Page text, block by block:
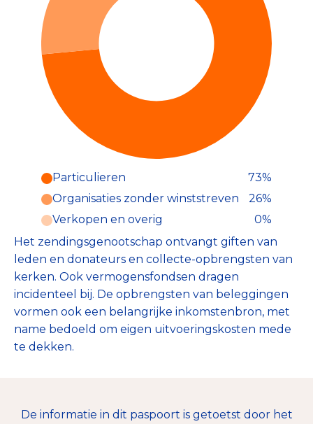
Particulieren (73%)
Deze inkomsten zijn als volgt
onderverdeeld:
Particulieren
73%
Organisaties zonder winststreven
26%
Verkopen en overig
0%
Het zendingsgenootschap ontvangt giften van
leden en donateurs en collecte-opbrengsten van
kerken. Ook vermogensfondsen dragen
incidenteel bij. De opbrengsten van beleggingen
vormen ook een belangrijke inkomstenbron, met
name bedoeld om eigen uitvoeringskosten mede
te dekken.
De informatie in dit paspoort is getoetst door het